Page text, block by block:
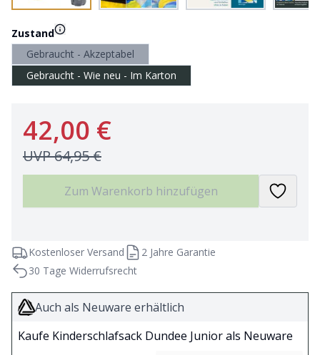
Zustand
Gebraucht - Akzeptabel
Gebraucht - Wie neu - Im Karton
42,00 €
UVP64,95 €
Zum Warenkorb hinzufügen
Kostenloser Versand
2 Jahre Garantie
30 Tage Widerrufsrecht
Auch als Neuware erhältlich
Kaufe Kinderschlafsack Dundee Junior als Neuware